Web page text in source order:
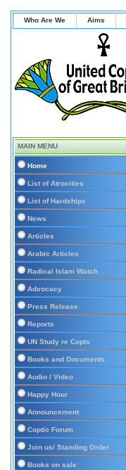
Who Are We Aims
MAIN MENU
Home
List of Atrocities
List of Hardships
News
Articles
Arabic Articles
Radical Islam Watch
Advocacy
Press Release
Reports
UN Study re Copts
Books and Documents
Audio / Video
Happy Hour
Announcement
Coptic Forum
Join us/ Standing Order
Books on sale